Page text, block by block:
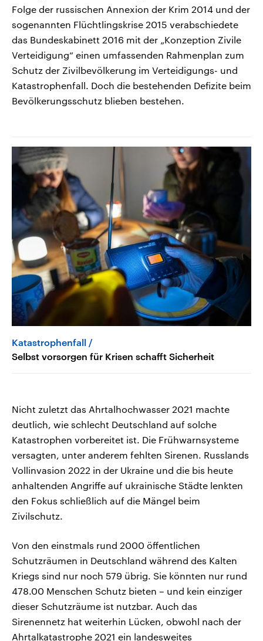
Folge der russischen Annexion der Krim 2014 und der
sogenannten Flüchtlingskrise 2015 verabschiedete
das Bundeskabinett 2016 mit der „Konzeption Zivile
Verteidigung“ einen umfassenden Rahmenplan zum
Schutz der Zivilbevölkerung im Verteidigungs- und
Katastrophenfall. Doch die bestehenden Defizite beim
Bevölkerungsschutz blieben bestehen.
Katastrophenfall
Selbst vorsorgen für Krisen schafft Sicherheit
Nicht zuletzt das Ahrtalhochwasser 2021 machte
deutlich, wie schlecht Deutschland auf solche
Katastrophen vorbereitet ist. Die Frühwarnsysteme
versagten, unter anderem fehlten Sirenen. Russlands
Vollinvasion 2022 in der Ukraine und die bis heute
anhaltenden Angriffe auf ukrainische Städte lenkten
den Fokus schließlich auf die Mängel beim
Zivilschutz.
Von den einstmals rund 2000 öffentlichen
Schutzräumen in Deutschland während des Kalten
Kriegs sind nur noch 579 übrig. Sie könnten nur rund
478.00 Menschen Schutz bieten – und kein einziger
dieser Schutzräume ist nutzbar. Auch das
Sirenennetz hat weiterhin Lücken, obwohl nach der
Ahrtalkatastrophe 2021 ein landesweites